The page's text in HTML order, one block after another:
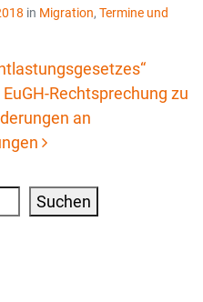
in Migration, Termine und
Rechtsprechung zu
an
Suchen